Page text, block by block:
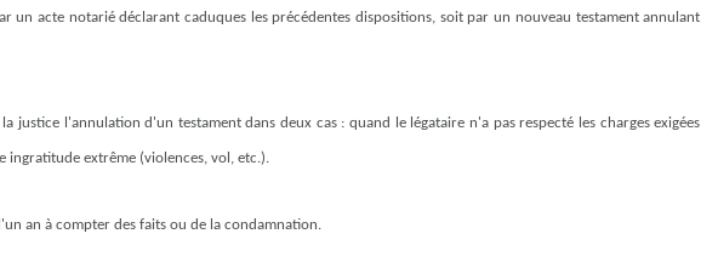
un acte notarié déclarant caduques les précédentes dispositions, soit par un nouveau testament annulant
justice l'annulation d'un testament dans deux cas : quand le légataire n'a pas respecté les charges exigées
ingratitude extrême (violences, vol, etc.).
an à compter des faits ou de la condamnation.